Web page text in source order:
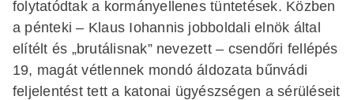
folytatódtak a kormányellenes tüntetések. Közben
a pénteki – Klaus Iohannis jobboldali elnök által
elítélt és „brutálisnak” nevezett – csendőri fellépés
19, magát vétlennek mondó áldozata bűnvádi
feljelentést tett a katonai ügyészségen a sérüléseit